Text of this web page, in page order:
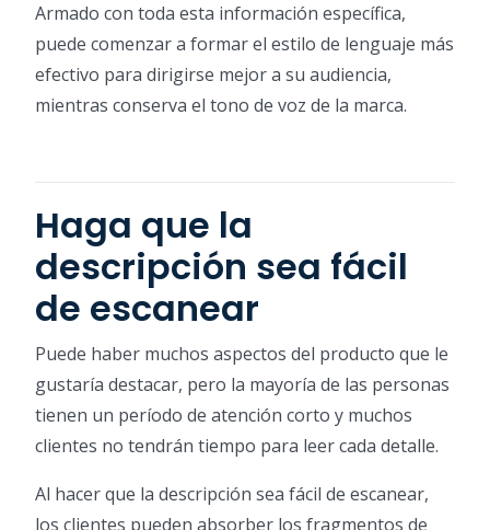
Armado con toda esta información específica,
puede comenzar a formar el estilo de lenguaje más
efectivo para dirigirse mejor a su audiencia,
mientras conserva el tono de voz de la marca.
Haga que la
descripción sea fácil
de escanear
Puede haber muchos aspectos del producto que le
gustaría destacar, pero la mayoría de las personas
tienen un período de atención corto y muchos
clientes no tendrán tiempo para leer cada detalle.
Al hacer que la descripción sea fácil de escanear,
los clientes pueden absorber los fragmentos de